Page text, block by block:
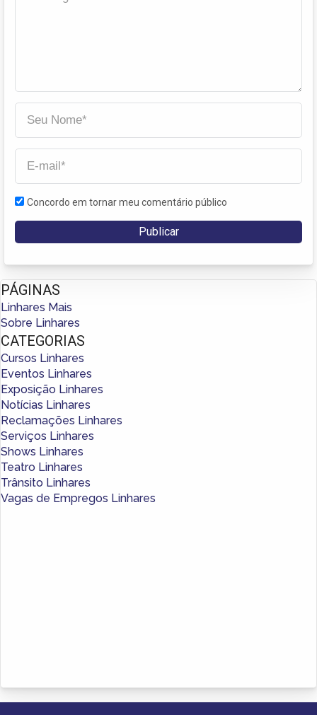
Concordo em tornar meu comentário público
PÁGINAS
Linhares Mais
Sobre Linhares
CATEGORIAS
Cursos Linhares
Eventos Linhares
Exposição Linhares
Notícias Linhares
Reclamações Linhares
Serviços Linhares
Shows Linhares
Teatro Linhares
Trânsito Linhares
Vagas de Empregos Linhares